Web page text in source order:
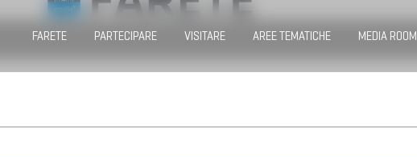
FARETE PARTECIPARE VISITARE AREE TEMATICHE MEDIA ROOM